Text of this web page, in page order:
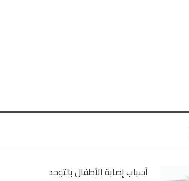
أسباب إصابة الأطفال بالتوحد